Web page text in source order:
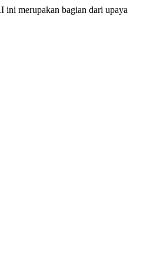
ini merupakan bagian dari upaya